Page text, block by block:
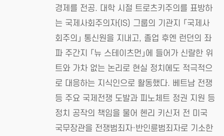
경제를 전공. 대학 시절 트로츠키주의를 표방하
는 국제사회주의자(IS) 그룹의 기관지 「국제사
회주의」 통신원을 지내고, 졸업 후엔 런던의 좌
파 주간지 「뉴 스테이츠먼」에 들어가 신랄한 위
트와 가차 없는 논리로 현실 정치에도 적극적으
로 대응하는 지식인으로 활동했다. 베트남 전쟁
등 주요 국제전쟁 도발과 피노체트 정권 지원 등
정치 공작의 책임을 물어 헨리 키신저 전 미국
국무장관을 전쟁범죄자·반인륜범죄자로 기소한